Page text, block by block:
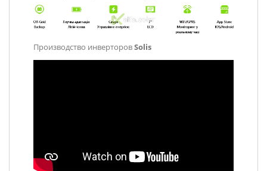
Производство инверторовSolis